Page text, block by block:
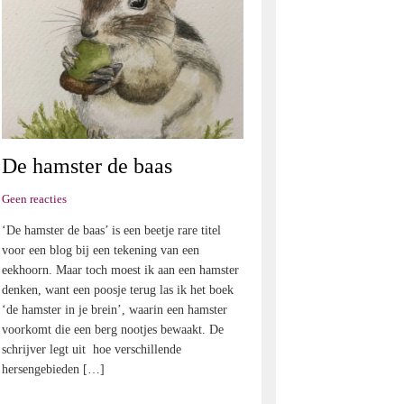
De hamster de baas
Geen reacties
‘De hamster de baas’ is een beetje rare titel
voor een blog bij een tekening van een
eekhoorn. Maar toch moest ik aan een hamster
denken, want een poosje terug las ik het boek
‘de hamster in je brein’, waarin een hamster
voorkomt die een berg nootjes bewaakt. De
schrijver legt uit hoe verschillende
hersengebieden […]